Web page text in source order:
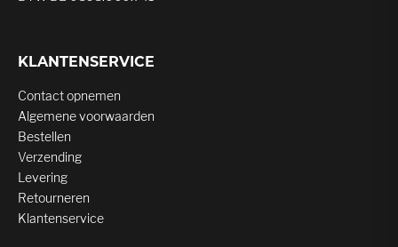
KLANTENSERVICE
Contact opnemen
Algemene voorwaarden
Bestellen
Verzending
Levering
Retourneren
Klantenservice